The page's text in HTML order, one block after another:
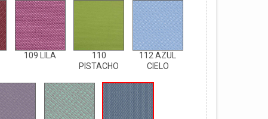
109 LILA
110
PISTACHO
112 AZUL
CIELO